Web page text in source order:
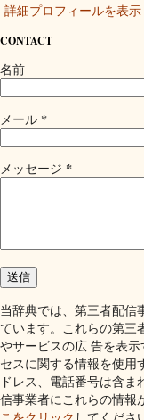
詳細プロフィールを表示
CONTACT
名前
メール *
メッセージ *
当辞典では、第三者配信
ています。これらの第三
やサービスの広 告を表
セスに関する情報を使用
ドレス、電話番号は含
信事業者にこれらの情報